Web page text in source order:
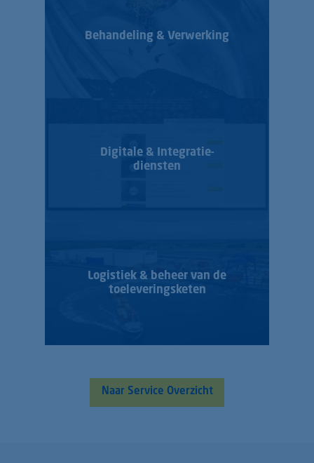
Behandeling & Verwerking
Digitale & Integratie­
diensten
Logistiek & beheer van de
toeleverings­keten
Naar Service Overzicht